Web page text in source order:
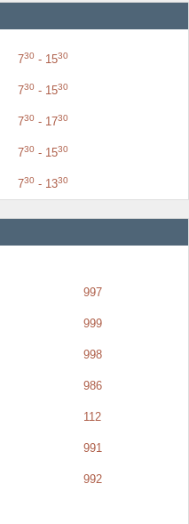
730 - 1530
730 - 1530
730 - 1730
730 - 1530
730 - 1330
997
999
998
986
112
991
992